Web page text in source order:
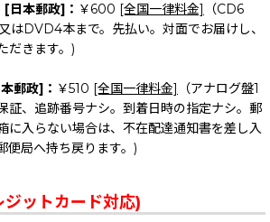
日本郵政]： ￥600 [全国一律料金]
（CD6
はDVD4本まで。先払い。対面でお届けし、
だきます。)
郵政]： ￥510 [全国一律料金]
（アナログ盤1
証、追跡番号ナシ。到着日時の指定ナシ。郵
に入らない場合は、不在配達通知書を差し入
便局へ持ち戻ります。)
ットカード対応)